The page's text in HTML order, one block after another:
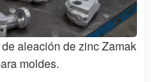
aleación de zinc Zamak
moldes.